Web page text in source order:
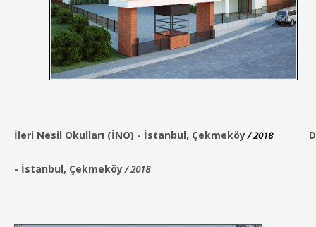
İleri Nesil Okulları (İNO) - İstanbul, Çekmeköy/ 2018
- İstanbul, Çekmeköy/ 2018